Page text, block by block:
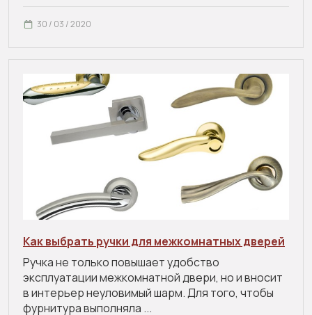
30 / 03 / 2020
Как выбрать ручки для межкомнатных дверей
Ручка не только повышает удобство
эксплуатации межкомнатной двери, но и вносит
в интерьер неуловимый шарм. Для того, чтобы
фурнитура выполняла ...